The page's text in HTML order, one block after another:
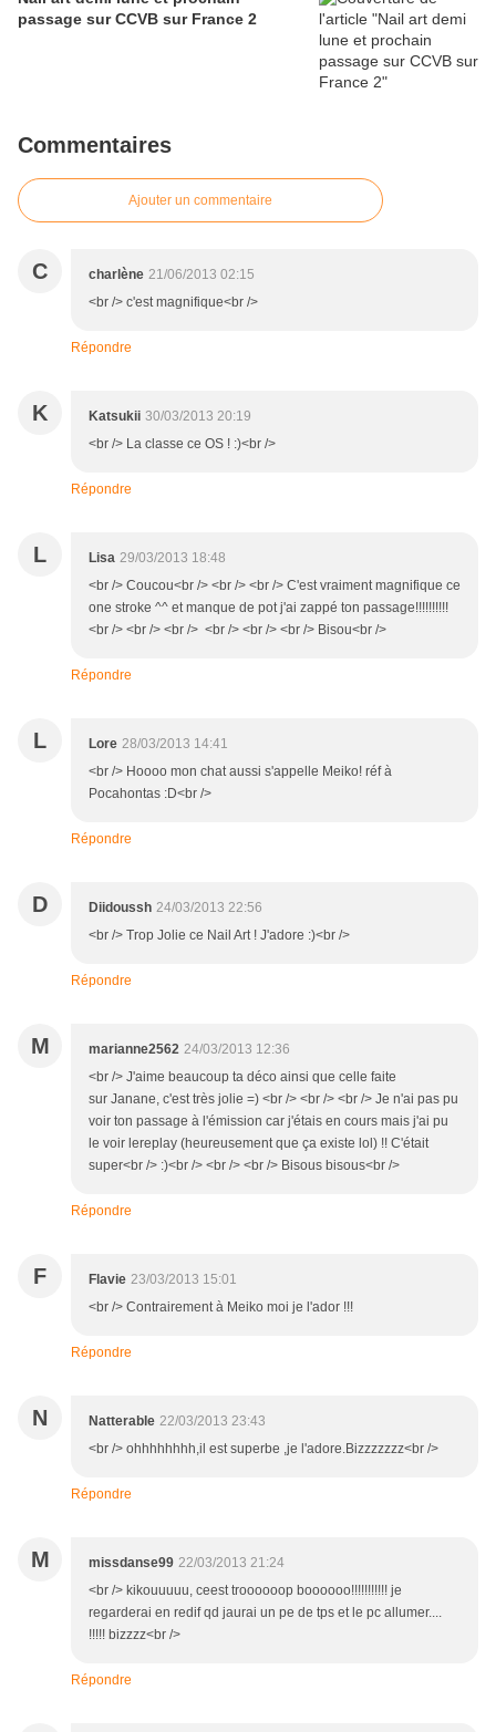
passage sur CCVB sur France 2
Commentaires
Ajouter un commentaire
C charlène 21/06/2013 02:15
<br /> c'est magnifique<br />
Répondre
K Katsukii 30/03/2013 20:19
<br /> La classe ce OS ! :)<br />
Répondre
L Lisa 29/03/2013 18:48
<br /> Coucou<br /> <br /> <br /> C'est vraiment magnifique ce
one stroke ^^ et manque de pot j'ai zappé ton passage!!!!!!!!!!
<br /> <br /> <br /> <br /> <br /> <br /> Bisou<br />
Répondre
L Lore 28/03/2013 14:41
<br /> Hoooo mon chat aussi s'appelle Meiko! réf à
Pocahontas :D<br />
Répondre
D Diidoussh 24/03/2013 22:56
<br /> Trop Jolie ce Nail Art ! J'adore :)<br />
Répondre
M marianne2562 24/03/2013 12:36
<br /> J'aime beaucoup ta déco ainsi que celle faite
sur Janane, c'est très jolie =) <br /> <br /> <br /> Je n'ai pas pu
voir ton passage à l'émission car j'étais en cours mais j'ai pu
le voir lereplay (heureusement que ça existe lol) !! C'était
super<br /> :)<br /> <br /> <br /> Bisous bisous<br />
Répondre
F Flavie 23/03/2013 15:01
<br /> Contrairement à Meiko moi je l'ador !!!
Répondre
N Natterable 22/03/2013 23:43
<br /> ohhhhhhhh,il est superbe ,je l'adore.Bizzzzzzz<br />
Répondre
M missdanse99 22/03/2013 21:24
<br /> kikouuuuu, ceest troooooop boooooo!!!!!!!!!!! je
regarderai en redif qd jaurai un pe de tps et le pc allumer....
!!!!! bizzzz<br />
Répondre